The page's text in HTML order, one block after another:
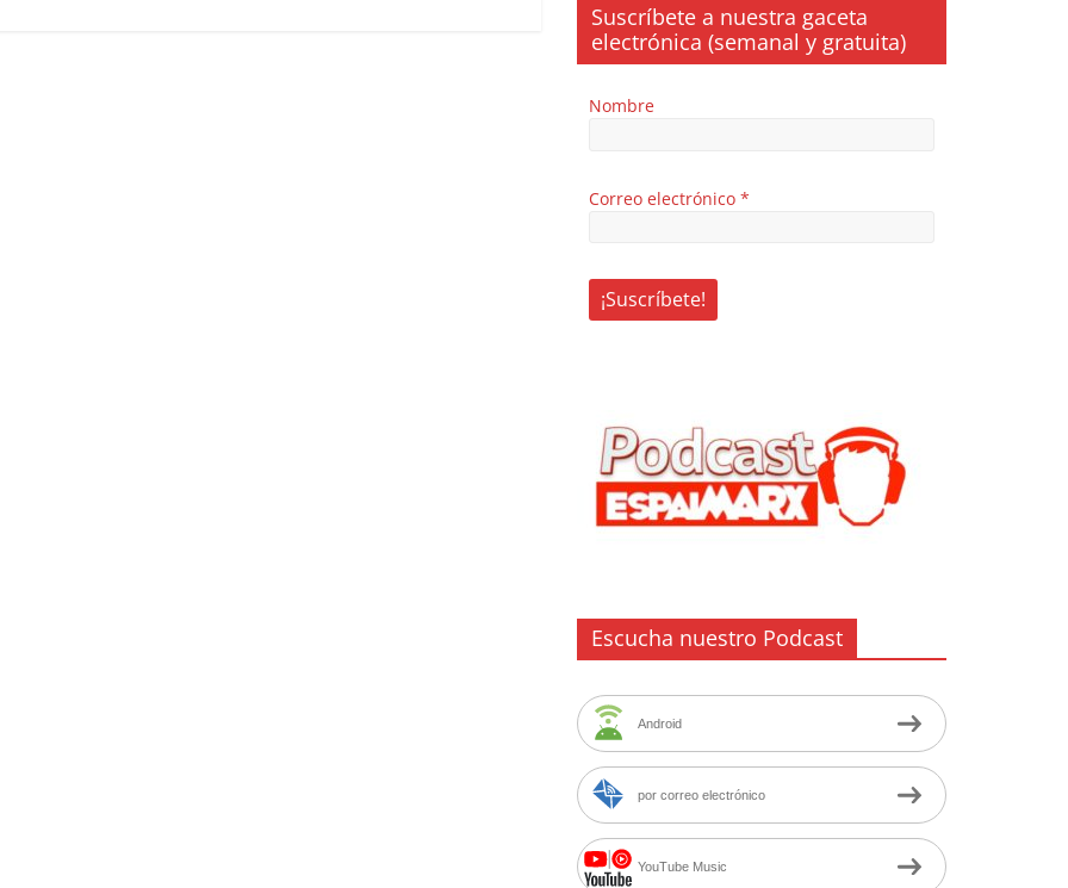
Suscríbete a nuestra gaceta
electrónica (semanal y gratuita)
Nombre
Correo electrónico *
Escucha nuestro Podcast
Android
por correo electrónico
YouTube Music